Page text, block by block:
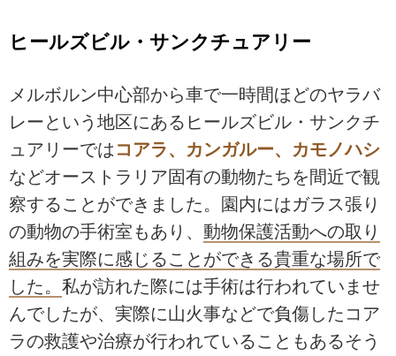
ヒールズビル・サンクチュアリー
メルボルン中心部から車で一時間ほどのヤラバ
レーという地区にあるヒールズビル・サンクチ
ュアリーでは コアラ、カンガルー、カモノハシ
などオーストラリア固有の動物たちを間近で観
察することができました。園内にはガラス張り
の動物の手術室もあり、 動物保護活動への取り
組みを実際に感じることができる貴重な場所で
した。 私が訪れた際には手術は行われていませ
んでしたが、実際に山火事などで負傷したコア
ラの救護や治療が行われていることもあるそう